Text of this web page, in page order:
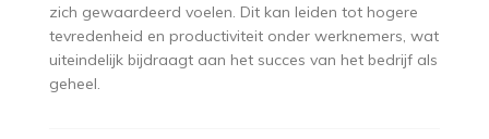
zich gewaardeerd voelen. Dit kan leiden tot hogere
tevredenheid en productiviteit onder werknemers, wat
uiteindelijk bijdraagt aan het succes van het bedrijf als
geheel.